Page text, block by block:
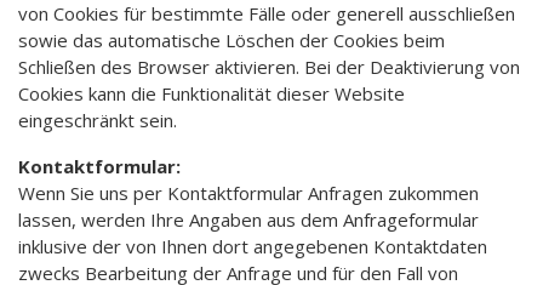
von Cookies für bestimmte Fälle oder generell ausschließen
sowie das automatische Löschen der Cookies beim
Schließen des Browser aktivieren. Bei der Deaktivierung von
Cookies kann die Funktionalität dieser Website
eingeschränkt sein.
Kontaktformular:
Wenn Sie uns per Kontaktformular Anfragen zukommen
lassen, werden Ihre Angaben aus dem Anfrageformular
inklusive der von Ihnen dort angegebenen Kontaktdaten
zwecks Bearbeitung der Anfrage und für den Fall von